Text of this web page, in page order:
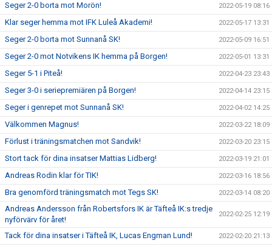
Seger 2-0 borta mot Morön! 2022-05-19 08:16
Klar seger hemma mot IFK Luleå Akademi! 2022-05-17 13:31
Seger 2-0 borta mot Sunnanå SK! 2022-05-09 16:51
Seger 2-0 mot Notvikens IK hemma på Borgen! 2022-05-01 13:31
Seger 5-1 i Piteå! 2022-04-23 23:43
Seger 3-0 i seriepremiären på Borgen! 2022-04-14 23:15
Seger i genrepet mot Sunnanå SK! 2022-04-02 14:25
Välkommen Magnus! 2022-03-22 18:09
Förlust i träningsmatchen mot Sandvik! 2022-03-20 23:15
Stort tack för dina insatser Mattias Lidberg! 2022-03-19 21:01
Andreas Rodin klar för TIK! 2022-03-16 18:56
Bra genomförd träningsmatch mot Tegs SK! 2022-03-14 08:20
Andreas Andersson från Robertsfors IK är Täfteå IK:s tredje
nyförvärv för året!
2022-02-25 12:19
Tack för dina insatser i Täfteå IK, Lucas Engman Lund! 2022-02-20 21:13